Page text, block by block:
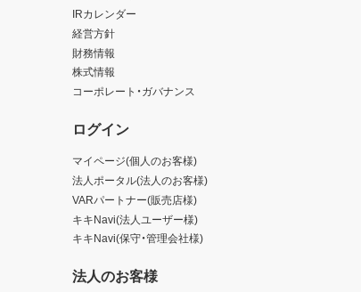
IRカレンダー
経営方針
財務情報
株式情報
コーポレート・ガバナンス
ログイン
マイページ(個人のお客様)
法人ポータル(法人のお客様)
VARパートナー(販売店様)
キキNavi(法人ユーザー様)
キキNavi(保守・管理会社様)
法人のお客様